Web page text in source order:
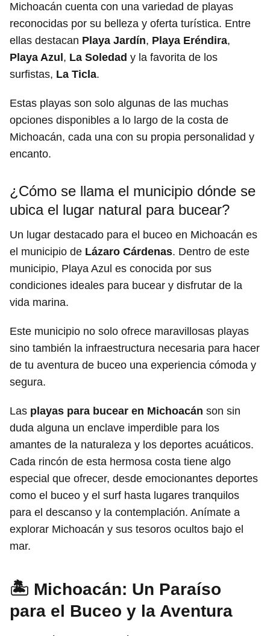
Michoacán cuenta con una variedad de playas
reconocidas por su belleza y oferta turística. Entre
ellas destacan Playa Jardín, Playa Eréndira,
Playa Azul , La Soledad y la favorita de los
surfistas, La Ticla.
Estas playas son solo algunas de las muchas
opciones disponibles a lo largo de la costa de
Michoacán, cada una con su propia personalidad y
encanto.
¿Cómo se llama el municipio dónde se
ubica el lugar natural para bucear?
Un lugar destacado para el buceo en Michoacán es
el municipio de Lázaro Cárdenas. Dentro de este
municipio, Playa Azul es conocida por sus
condiciones ideales para bucear y disfrutar de la
vida marina.
Este municipio no solo ofrece maravillosas playas
sino también la infraestructura necesaria para hacer
de tu aventura de buceo una experiencia cómoda y
segura.
Las playas para bucear en Michoacán son sin
duda alguna un enclave imperdible para los
amantes de la naturaleza y los deportes acuáticos.
Cada rincón de esta hermosa costa tiene algo
especial que ofrecer, desde emocionantes deportes
como el buceo y el surf hasta lugares tranquilos
para el descanso y la contemplación. Anímate a
explorar Michoacán y sus tesoros ocultos bajo el
mar.
🏝️ Michoacán: Un Paraíso
para el Buceo y la Aventura